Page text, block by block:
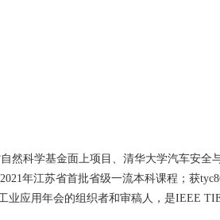
自然科学基金面上项目
清华大学汽车安全
2021年江苏省首批省级一流本科课程；获
业应用年会的组织者和审稿人，是IEEE